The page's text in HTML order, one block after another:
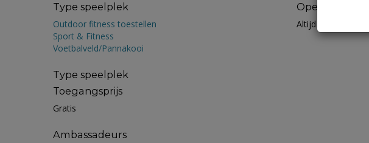
Type speelplek
Outdoor fitness toestellen
Sport & Fitness
Voetbalveld/Pannakooi
Type speelplek
Toegangsprijs
Gratis
Ambassadeurs
Openingstijden
Altijd open